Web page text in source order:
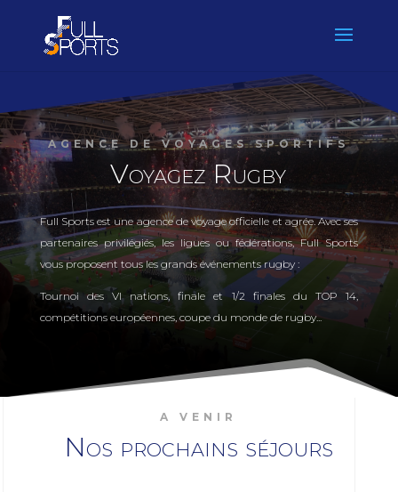
AGENCE DE VOYAGES SPORTIFS
Voyagez Rugby
Full Sports est une agence de voyage officielle et agrée. Avec ses
partenaires privilégiés, les ligues ou fédérations, Full Sports
vous proposent tous les grands événements rugby :
Tournoi des VI nations, finale et 1/2 finales du TOP 14,
compétitions européennes, coupe du monde de rugby...
A VENIR
Nos prochains séjours